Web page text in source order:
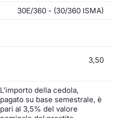
30E/360 - (30/360 ISMA)
3,50
L'importo della cedola,
pagato su base semestrale, è
pari al 3,5% del valore